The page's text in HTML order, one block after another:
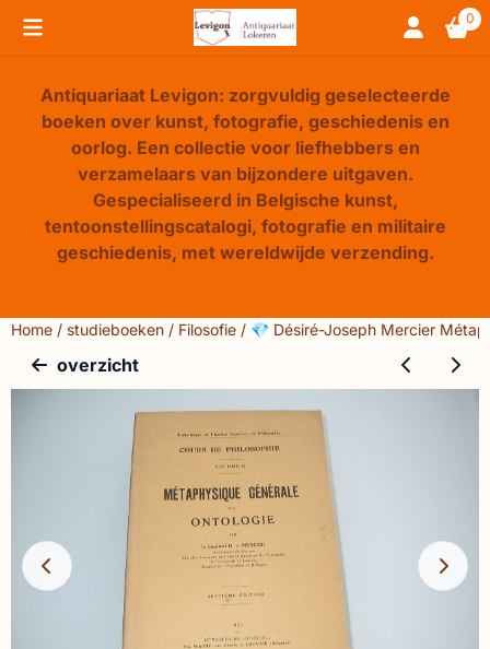
Cookievoorkeuren zijn beschikbaar. Kies instellingen of 0
Antiquariaat Levigon: zorgvuldig geselecteerde
boeken over kunst, fotografie, geschiedenis en
oorlog. Een collectie voor liefhebbers en
verzamelaars van bijzondere uitgaven.
Gespecialiseerd in Belgische kunst,
tentoonstellingscatalogi, fotografie en militaire
geschiedenis, met wereldwijde verzending.
Home / studieboeken / Filosofie / 💎 Désiré-Joseph Mercier
overzicht